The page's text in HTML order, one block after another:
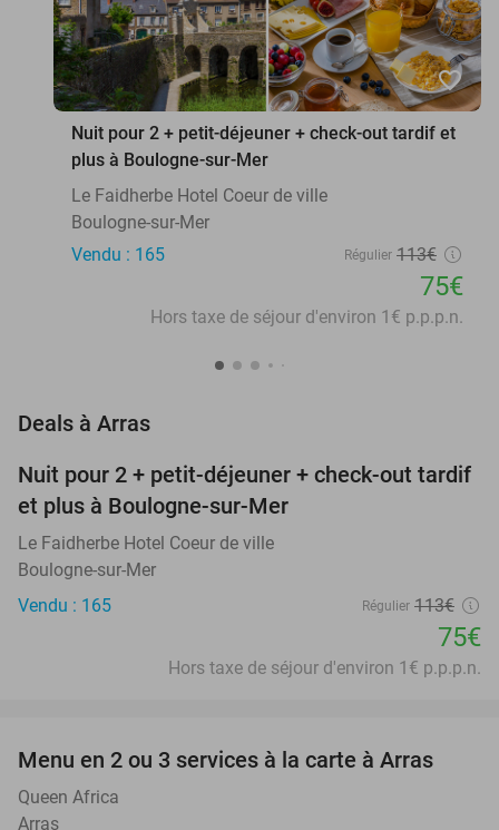
favorite_border
Nuit pour 2 + petit-déjeuner + check-out tardif et
plus à Boulogne-sur-Mer
Le Faidherbe Hotel Coeur de ville
Boulogne-sur-Mer
Vendu : 165
Régulier 113€
75€
Hors taxe de séjour d'environ 1€ p.p.p.n.
Deals à Arras
34%
NEW
TODAY
Nuit pour 2 + petit-déjeuner + check-out tardif
et plus à Boulogne-sur-Mer
Le Faidherbe Hotel Coeur de ville
Boulogne-sur-Mer
Vendu : 165
Régulier 113€
75€
Hors taxe de séjour d'environ 1€ p.p.p.n.
34%
Menu en 2 ou 3 services à la carte à Arras
Queen Africa
Arras